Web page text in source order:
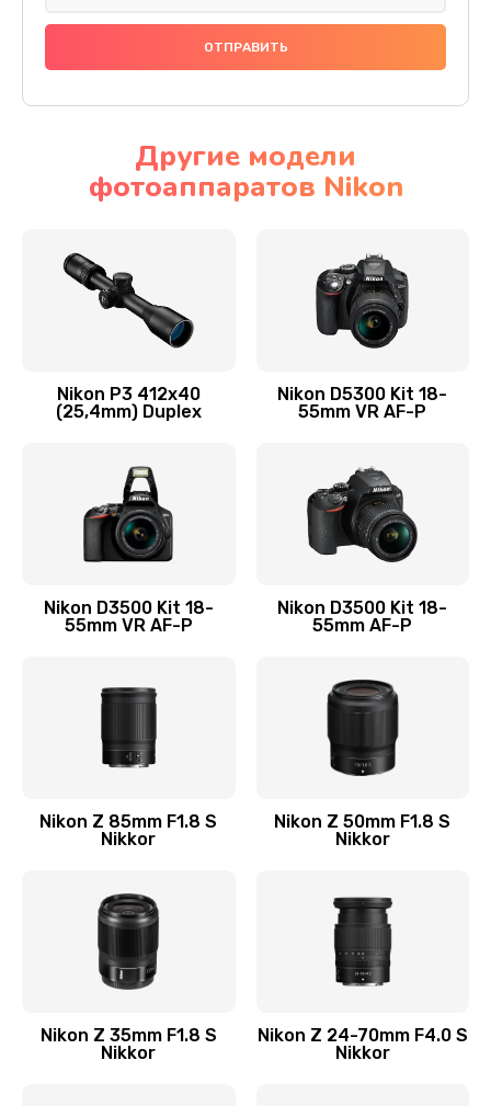
Другие модели
фотоаппаратов Nikon
Nikon P3 412x40
(25,4mm) Duplex
Nikon D5300 Kit 18-
55mm VR AF-P
Nikon D3500 Kit 18-
55mm VR AF-P
Nikon D3500 Kit 18-
55mm AF-P
Nikon Z 85mm F1.8 S
Nikkor
Nikon Z 50mm F1.8 S
Nikkor
Nikon Z 35mm F1.8 S
Nikkor
Nikon Z 24-70mm F4.0 S
Nikkor